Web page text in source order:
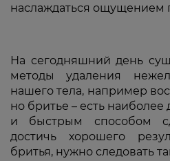
наслаждаться ощущением
На сегодняшний день
методы удаления
нашего тела, например
но бритье – есть
и быстрым способом
достичь хорошего
бритья, нужно следовать